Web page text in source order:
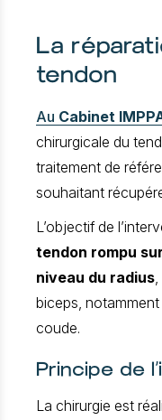
La
tendon
Au Cabinet
chirurgicale du
traitement de
souhaitant
L’objectif de
tendon rompu
niveau du radius
biceps,
coude.
Principe de
La chirurgie est